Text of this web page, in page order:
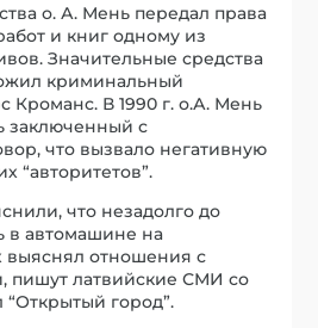
о. А. Мень передал права
и книг одному из
Значительные средства
криминальный
Кроманс. В 1990 г. о.А. Мень
заключенный с
что вызвало негативную
“авторитетов”.
что незадолго до
в автомашине на
отношения с
пишут латвийские СМИ со
город”.